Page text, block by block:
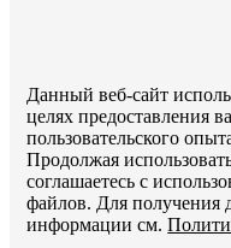
Данный веб-сайт
целях предоставления
пользовательского
Продолжая
соглашаетесь с
файлов. Для получения
информации см.